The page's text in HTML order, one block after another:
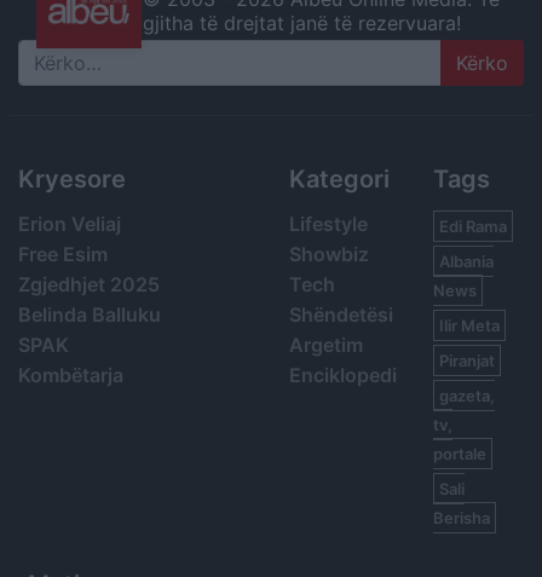
gjitha të drejtat janë të rezervuara!
Search
Kryesore
Erion Veliaj
Free Esim
Zgjedhjet 2025
Belinda Balluku
SPAK
Kombëtarja
Kategori
Lifestyle
Showbiz
Tech
Shëndetësi
Argetim
Enciklopedi
Tags
Edi Rama
Albania
News
Ilir Meta
Piranjat
gazeta,
tv,
portale
Sali
Berisha